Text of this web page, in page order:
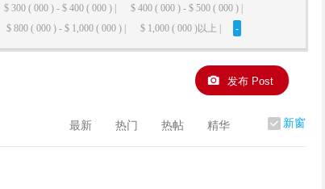
$ 300 ( 000 ) - $ 400 ( 000 ) |
$ 400 ( 000 ) - $ 500 ( 000 ) |
$ 800 ( 000 ) - $ 1,000 ( 000 ) | $ 1,000 ( 000 )以上 | -
发布 Post
新窗
最新 热门 热帖 精华